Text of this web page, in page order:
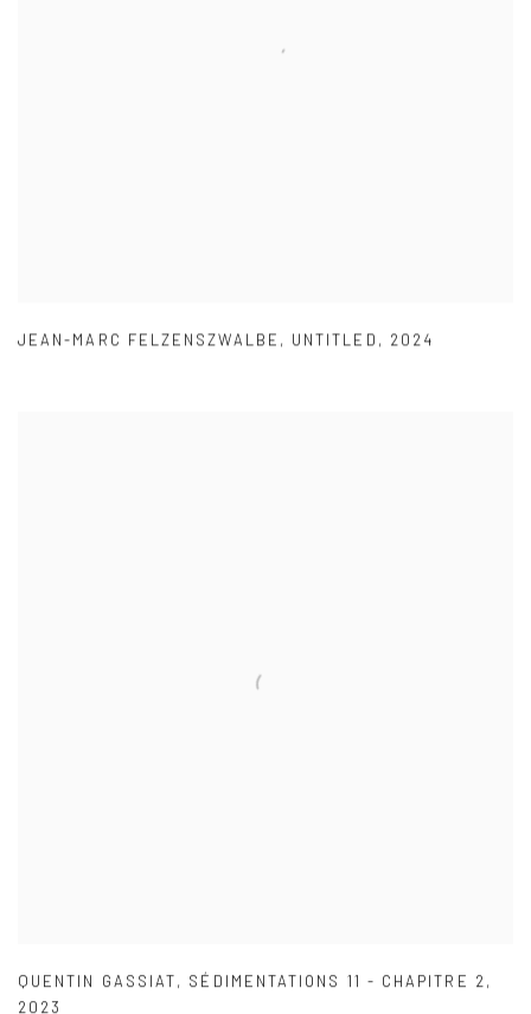
JEAN-MARC FELZENSZWALBE , UNTITLED , 2024
QUENTIN GASSIAT, SÉDIMENTATIONS 11 - CHAPITRE 2,
2023